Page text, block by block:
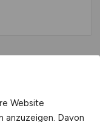
Website
anzuzeigen. Davon